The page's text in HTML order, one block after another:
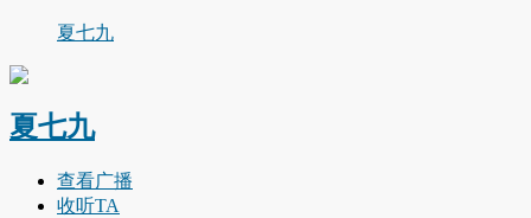
夏七九
夏七九
查看广播
收听TA